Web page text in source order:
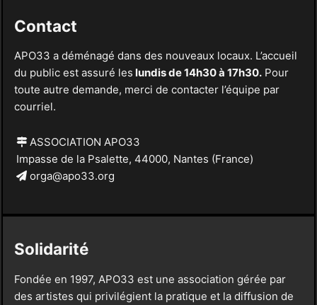
Contact
APO33 a déménagé dans des nouveaux locaux. L’accueil
du public est assuré les lundis de 14h30 à 17h30.Pour
toute autre demande, merci de contacter l’équipe par
courriel.
ASSOCIATION APO33
Impasse de la Psalette, 44000, Nantes (France)
orga@apo33.org
Solidarité
Fondée en 1997, APO33 est une association gérée par
des artistes qui privilégient la pratique et la diffusion de